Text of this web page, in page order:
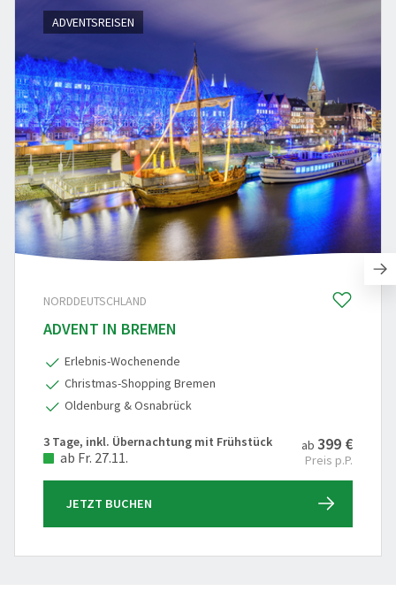
ADVENTSREISEN
NORDDEUTSCHLAND
ADVENT IN BREMEN
Erlebnis-Wochenende
Christmas-Shopping Bremen
Oldenburg & Osnabrück
3 Tage, inkl. Übernachtung mit Frühstück
ab Fr. 27.11.
ab 399 €
Preis p.P.
JETZT BUCHEN